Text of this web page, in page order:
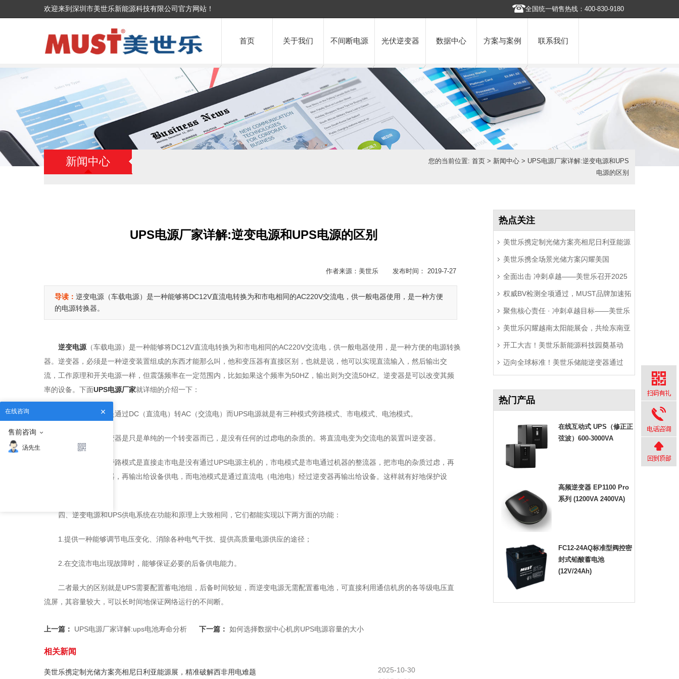
欢迎来到深圳市美世乐新能源科技有限公司官方网站！ 全国统一销售热线：400-830-9180
首页 关于我们 不间断电源 光伏逆变器 数据中心 方案与案例 联系我们
新闻中心 您的当前位置:首页 > 新闻中心 > UPS电源厂家详解:逆变电源和UPS
电源的区别
UPS电源厂家详解:逆变电源和UPS电源的区别
作者来源：美世乐 发布时间： 2019-7-27
导读： 逆变电源（车载电源）是一种能够将DC12V直流电转换为和市电相同的AC220V交流电，供一般电器使用，是一种方便
的电源转换器。
逆变电源（车载电源）是一种能够将DC12V直流电转换为和市电相同的AC220V交流电，供一般电器使用，是一种方便的电源转换
器。逆变器，必须是一种逆变装置组成的东西才能那么叫，他和变压器有直接区别，也就是说，他可以实现直流输入，然后输出交
流，工作原理和开关电源一样，但震荡频率在一定范围内，比如如果这个频率为50HZ，输出则为交流50HZ。逆变器是可以改变其频
率的设备。下面UPS电源厂家就详细的介绍一下：
一、逆变电源就是通过DC（直流电）转AC（交流电）而UPS电源就是有三种模式旁路模式、市电模式、电池模式。
二、一般来说逆变器是只是单纯的一个转变器而已，是没有任何的过虑电的杂质的。将直流电变为交流电的装置叫逆变器。
的旁路模式是直接走市电是没有通过UPS电源主机的，市电模式是市电通过机器的整流器，把市电的杂质过虑，再
通过主机自带的逆变器，再输出给设备供电，而电池模式是通过直流电（电池电）经过逆变器再输出给设备。这样就有好地保护设
四、逆变电源和UPS供电系统在功能和原理上大致相同，它们都能实现以下两方面的功能：
1.提供一种能够调节电压变化、消除各种电气干扰、提供高质量电源供应的途径；
2.在交流市电出现故障时，能够保证必要的后备供电能力。
二者最大的区别就是UPS需要配置蓄电池组，后备时间较短，而逆变电源无需配置蓄电池，可直接利用通信机房的各等级电压直
流屏，其容量较大，可以长时间地保证网络运行的不间断。
上一篇： UPS电源厂家详解:ups电池寿命分析 下一篇： 如何选择数据中心机房UPS电源容量的大小
相关新闻
2025-10-30
美世乐携定制光储方案亮相尼日利亚能源展，精准破解西非用电难题
热点关注
美世乐携定制光储方案亮相尼日利亚能源
展，精准破解西非用电难题
美世乐携全场景光储方案闪耀美国
RE+展，深耕北美赋能零碳转型
全面出击 冲刺卓越——美世乐召开2025
年中营销工作会议
权威BV检测全项通过，MUST品牌加速拓
局拉美市场
聚焦核心责任 · 冲刺卓越目标——美世乐
2025年中会议圆满举行
美世乐闪耀越南太阳能展会，共绘东南亚
绿色能源新图景
开工大吉！美世乐新能源科技园奠基动
工，迈向全球绿色智造新征程
迈向全球标准！美世乐储能逆变器通过
热门产品
在线互动式 UPS（修正正
弦波）600-3000VA
高频逆变器 EP1100 Pro
系列 (1200VA 2400VA)
FC12-24AQ标准型阀控密
封式铅酸蓄电池
(12V/24Ah)
在线咨询
售前咨询
汤先生